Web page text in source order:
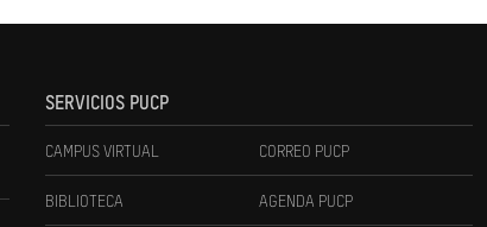
SERVICIOS PUCP
CAMPUS VIRTUAL CORREO PUCP
BIBLIOTECA AGENDA PUCP